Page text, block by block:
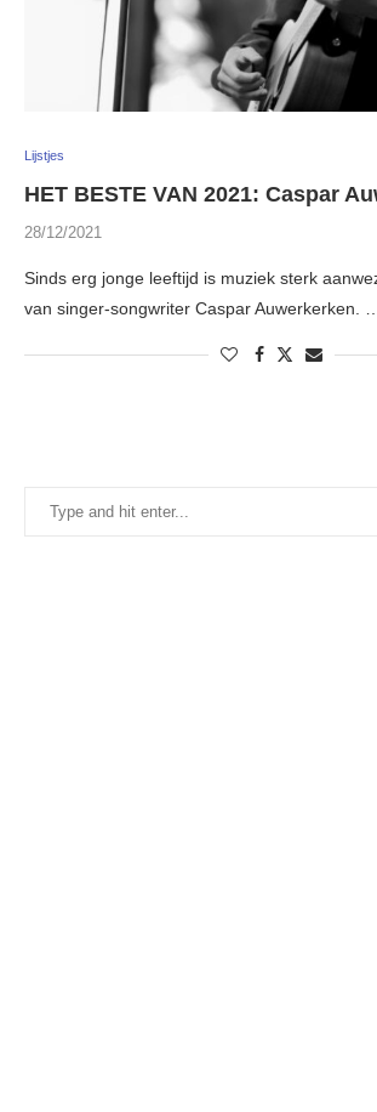
Lijstjes
HET BESTE VAN 2021: Caspar
28/12/2021
Sinds erg jonge leeftijd is muziek sterk
van singer-songwriter Caspar Auwerkerken.